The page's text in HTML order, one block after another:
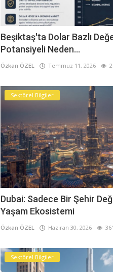
Beşiktaş'ta Dolar Bazlı
Potansiyeli Neden...
Özkan ÖZEL Temmuz 11, 2026
Sektörel Bilgiler
Dubai: Sadece Bir Şehir
Yaşam Ekosistemi
Özkan ÖZEL Haziran 30, 2026 361
Sektörel Bilgiler